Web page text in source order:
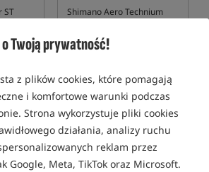
o Twoją prywatność!
z plików cookies, które pomagają
i komfortowe warunki podczas
Strona wykorzystuje pliki cookies
działania, analizy ruchu
reklam przez
Google, Meta, TikTok oraz Microsoft.
ST
Shimano Aero Technium
MgS 14000 XTD
3 309,99
Cena kat.: 3 419,00
Min. cena z 30 dni przed
obniżką: 3309.99
KUP
5,0 Promocja